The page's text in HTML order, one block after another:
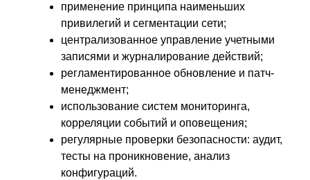
применение принципа наименьших
привилегий и сегментации сети;
централизованное управление учетными
записями и журналирование действий;
регламентированное обновление и патч-
менеджмент;
использование систем мониторинга,
корреляции событий и оповещения;
регулярные проверки безопасности: аудит,
тесты на проникновение, анализ
конфигураций.